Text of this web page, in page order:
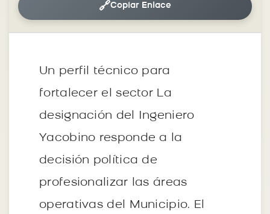
🔗Copiar Enlace
Un perfil técnico para
fortalecer el sector La
designación del Ingeniero
Yacobino responde a la
decisión política de
profesionalizar las áreas
operativas del Municipio. El